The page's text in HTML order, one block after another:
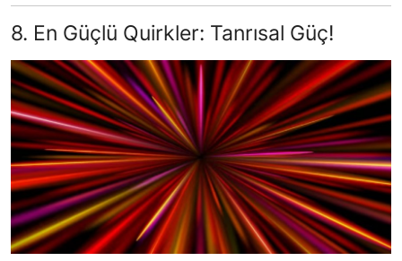
8. En Güçlü Quirkler: Tanrısal Güç!